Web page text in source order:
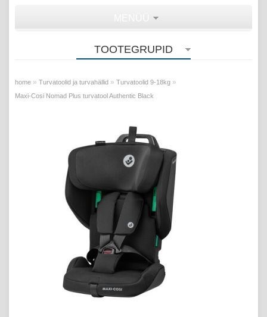
TOOTEGRUPID
home » Turvatoolid ja turvahällid » Turvatoolid 9-18kg »
Maxi-Cosi Nomad Plus turvatool Authentic Black